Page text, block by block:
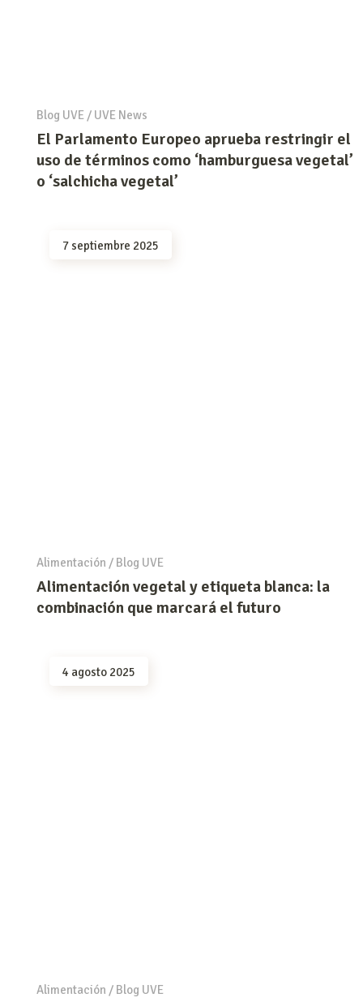
Blog UVE/ UVE News
El Parlamento Europeo aprueba restringir el
uso de términos como ‘hamburguesa vegetal’
o ‘salchicha vegetal’
7 septiembre 2025
Alimentación / Blog UVE
Alimentación vegetal y etiqueta blanca: la
combinación que marcará el futuro
4 agosto 2025
Alimentación / Blog UVE